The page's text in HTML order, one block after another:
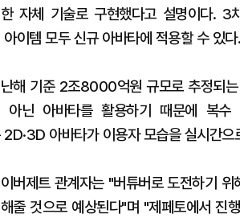
자체 기술로 구현했다고 설명이다.
아이템 모두 신규 아바타에 적용할 수 있다.
해 기준 2조8000억원 규모로 추정되
아닌 아바타를 활용하기 때문에 복수
2D·3D 아바타가 이용자 모습을 실시간
버제트 관계자는 "버튜버로 도전하기
줄 것으로 예상된다"며 "제페토에서 진